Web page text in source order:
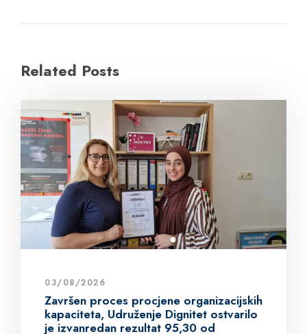
Related Posts
03/08/2026
Završen proces procjene organizacijskih
kapaciteta, Udruženje Dignitet ostvarilo
je izvanredan rezultat 95,30 od